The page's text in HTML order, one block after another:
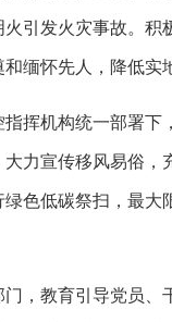
引发火灾事故。
缅怀先人，降低实
机构统一部署下
力宣传移风易俗
色低碳祭扫，最
教育引导党员、